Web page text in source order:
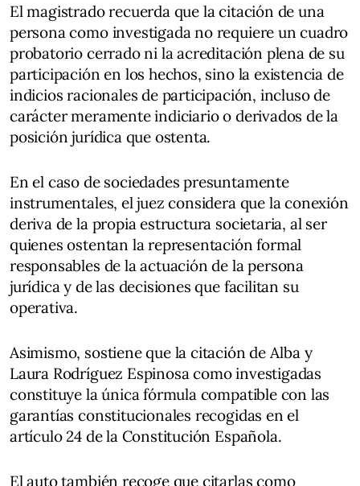
El magistrado recuerda que la citación de una
persona como investigada no requiere un cuadro
probatorio cerrado ni la acreditación plena de su
participación en los hechos, sino la existencia de
indicios racionales de participación, incluso de
carácter meramente indiciario o derivados de la
posición jurídica que ostenta.
En el caso de sociedades presuntamente
instrumentales, el juez considera que la conexión
deriva de la propia estructura societaria, al ser
quienes ostentan la representación formal
responsables de la actuación de la persona
jurídica y de las decisiones que facilitan su
operativa.
Asimismo, sostiene que la citación de Alba y
Laura Rodríguez Espinosa como investigadas
constituye la única fórmula compatible con las
garantías constitucionales recogidas en el
artículo 24 de la Constitución Española.
El auto también recoge que citarlas como